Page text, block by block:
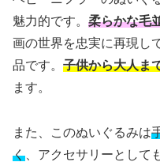
魅力的です。 柔らかな毛
画の世界を忠実に再現し
品です。 子供から大人ま
ます。
また、このぬいぐるみは
く 、アクセサリーとし